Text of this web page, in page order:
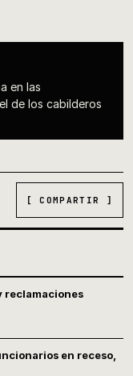
en las
de los cabilderos
[ COMPARTIR ]
reclamaciones
en receso,